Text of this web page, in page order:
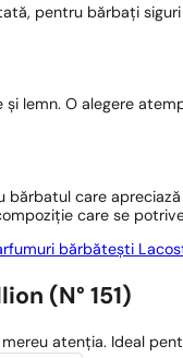
pentru bărbați
lemn. O alegere
care
care se
bărbătești
(N° 151)
atenția. Ideal